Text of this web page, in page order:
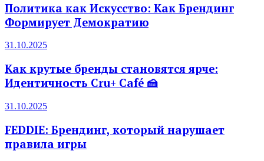
Политика как Искусство: Как Брендинг
Формирует Демократию
31.10.2025
Как крутые бренды становятся ярче:
Идентичность Cru+ Café 🍰
31.10.2025
FEDDIE: Брендинг, который нарушает
правила игры